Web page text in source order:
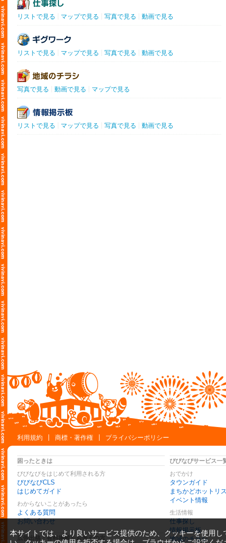
リストで見る マップで見る 写真で見る 動画で見る
リストで見る マップで見る 写真で見る 動画で見る
写真で見る 動画で見る マップで見る
リストで見る マップで見る 写真で見る 動画で見る
利用規約
商標・著作権 プライバシーポリシー
困ったときは
びびなびをはじめて利用される方
びびなびCLS
はじめてガイド
わからないことがあったら
よくある質問
お問い合わせ
広告出稿・有料掲載をお考えの方
びびなびサービス一
おでかけ
タウンガイド
まちかどホットリ
イベント情報
生活情報
仕事探し
情報掲示板
地域のチラシ
本サイトでは、より良いサービス提供のため、クッキーを使用し